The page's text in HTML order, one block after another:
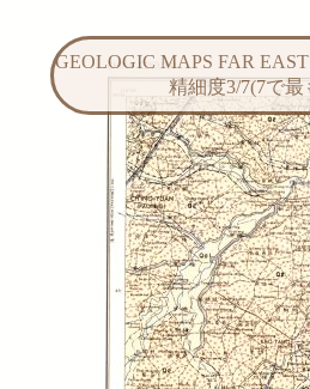
GEOLOGIC MAPS FAR
精細度3/7(7で最